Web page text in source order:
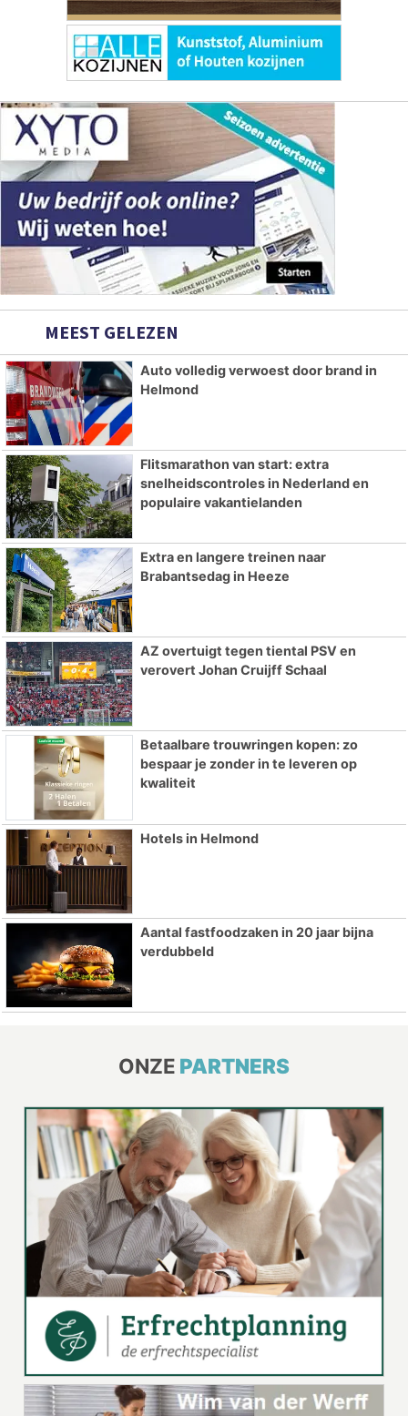
MEEST GELEZEN
Auto volledig verwoest door brand in
Helmond
Flitsmarathon van start: extra
snelheidscontroles in Nederland en
populaire vakantielanden
Extra en langere treinen naar
Brabantsedag in Heeze
AZ overtuigt tegen tiental PSV en
verovert Johan Cruijff Schaal
Betaalbare trouwringen kopen: zo
bespaar je zonder in te leveren op
kwaliteit
Hotels in Helmond
Aantal fastfoodzaken in 20 jaar bijna
verdubbeld
ONZE PARTNERS